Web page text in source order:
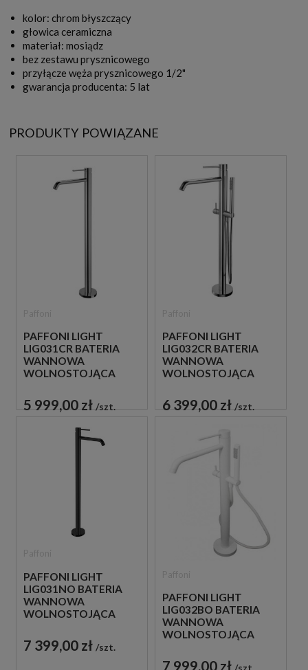
kolor: chrom błyszczący
głowica ceramiczna
materiał: mosiądz
bez zestawu prysznicowego
przyłącze węża prysznicowego 1/2"
gwarancja producenta: 5 lat
PRODUKTY POWIĄZANE
PAFFONI LIGHT
LIG031CR BATERIA
WANNOWA
WOLNOSTOJĄCA
5 999,00 zł szt.
PAFFONI LIGHT
LIG032CR BATERIA
WANNOWA
WOLNOSTOJĄCA
6 399,00 zł szt.
PAFFONI LIGHT
LIG031NO BATERIA
WANNOWA
WOLNOSTOJĄCA
7 399,00 zł szt.
PAFFONI LIGHT
LIG032BO BATERIA
WANNOWA
WOLNOSTOJĄCA
7 999,00 zł szt.